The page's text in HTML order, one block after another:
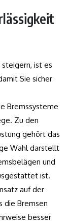
ist es
Sie sicher
Bremssysteme
Zu den
gehört das
Wahl darstellt
und
ist.
auf der
die Bremsen
besser